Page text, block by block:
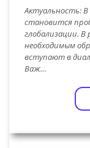
Актуальность:
становится
глобализации. В
необходимым
вступают в
Важ…